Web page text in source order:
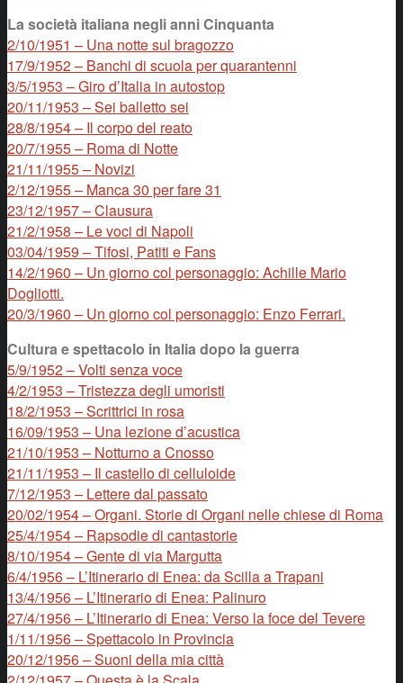
La società italiana negli anni Cinquanta
2/10/1951 – Una notte sul bragozzo
17/9/1952 – Banchi di scuola per quarantenni
3/5/1953 – Giro d’Italia in autostop
20/11/1953 – Sei balletto sei
28/8/1954 – Il corpo del reato
20/7/1955 – Roma di Notte
21/11/1955 – Novizi
2/12/1955 – Manca 30 per fare 31
23/12/1957 – Clausura
21/2/1958 – Le voci di Napoli
03/04/1959 – Tifosi, Patiti e Fans
14/2/1960 – Un giorno col personaggio: Achille Mario
Dogliotti.
20/3/1960 – Un giorno col personaggio: Enzo Ferrari.
Cultura e spettacolo in Italia dopo la guerra
5/9/1952 – Volti senza voce
4/2/1953 – Tristezza degli umoristi
18/2/1953 – Scrittrici in rosa
16/09/1953 – Una lezione d’acustica
21/10/1953 – Notturno a Cnosso
21/11/1953 – Il castello di celluloide
7/12/1953 – Lettere dal passato
20/02/1954 – Organi. Storie di Organi nelle chiese di Roma
25/4/1954 – Rapsodie di cantastorie
8/10/1954 – Gente di via Margutta
6/4/1956 – L’Itinerario di Enea: da Scilla a Trapani
13/4/1956 – L’Itinerario di Enea: Palinuro
27/4/1956 – L’Itinerario di Enea: Verso la foce del Tevere
1/11/1956 – Spettacolo in Provincia
20/12/1956 – Suoni della mia città